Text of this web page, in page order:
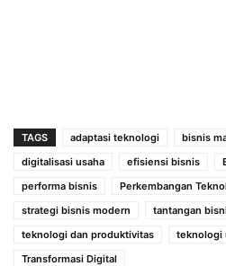
TAGS adaptasi teknologi bisnis
digitalisasi usaha
efisiensi bisnis
performa bisnis
Perkembangan
strategi bisnis modern
tantangan
teknologi dan produktivitas
teknologi
Transformasi Digital